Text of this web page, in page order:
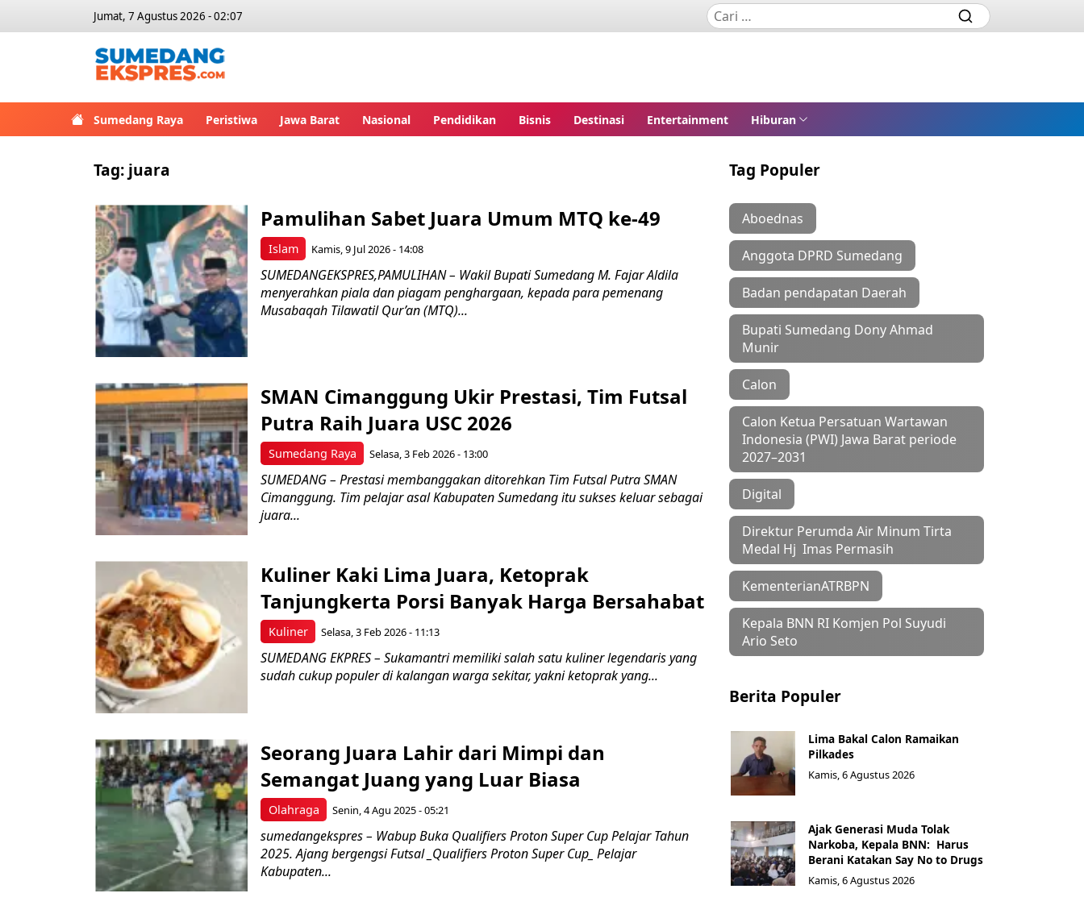
Jumat, 7 Agustus 2026 - 02:07
Sumedang Raya Peristiwa Jawa Barat Nasional Pendidikan Bisnis Destinasi Entertainment Hiburan
Tag: juara
Islam
Pamulihan Sabet Juara Umum MTQ ke-49
Kamis, 9 Jul 2026 - 14:08
SUMEDANGEKSPRES,PAMULIHAN – Wakil Bupati Sumedang M. Fajar Aldila
menyerahkan piala dan piagam penghargaan, kepada para pemenang
Musabaqah Tilawatil Qur’an (MTQ)...
Sumedang Raya
SMAN Cimanggung Ukir Prestasi, Tim Futsal
Putra Raih Juara USC 2026
Selasa, 3 Feb 2026 - 13:00
SUMEDANG – Prestasi membanggakan ditorehkan Tim Futsal Putra SMAN
Cimanggung. Tim pelajar asal Kabupaten Sumedang itu sukses keluar sebagai
juara...
Kuliner
Kuliner Kaki Lima Juara, Ketoprak
Tanjungkerta Porsi Banyak Harga Bersahabat
Selasa, 3 Feb 2026 - 11:13
SUMEDANG EKPRES – Sukamantri memiliki salah satu kuliner legendaris yang
sudah cukup populer di kalangan warga sekitar, yakni ketoprak yang...
Olahraga
Seorang Juara Lahir dari Mimpi dan
Semangat Juang yang Luar Biasa
Senin, 4 Agu 2025 - 05:21
sumedangekspres – Wabup Buka Qualifiers Proton Super Cup Pelajar Tahun
2025. Ajang bergengsi Futsal _Qualifiers Proton Super Cup_ Pelajar
Kabupaten...
Tag Populer
Aboednas
Anggota DPRD Sumedang
Badan pendapatan Daerah
Bupati Sumedang Dony Ahmad
Munir
Calon
Calon Ketua Persatuan Wartawan
Indonesia (PWI) Jawa Barat periode
2027–2031
Digital
Direktur Perumda Air Minum Tirta
Medal Hj Imas Permasih
KementerianATRBPN
Kepala BNN RI Komjen Pol Suyudi
Ario Seto
Berita Populer
Lima Bakal Calon Ramaikan
Pilkades
Kamis, 6 Agustus 2026
Ajak Generasi Muda Tolak
Narkoba, Kepala BNN: Harus
Berani Katakan Say No to Drugs
Kamis, 6 Agustus 2026